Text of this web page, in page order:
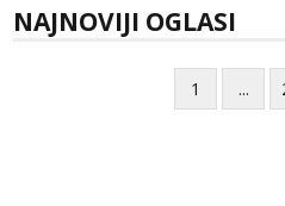
NAJNOVIJI OGLASI
1 ...